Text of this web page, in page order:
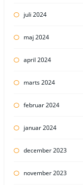
juli 2024
maj 2024
april 2024
marts 2024
februar 2024
januar 2024
december 2023
november 2023